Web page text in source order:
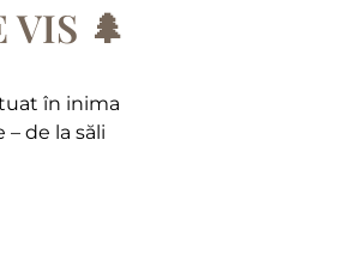
VIS 🌲
în inima
de la săli